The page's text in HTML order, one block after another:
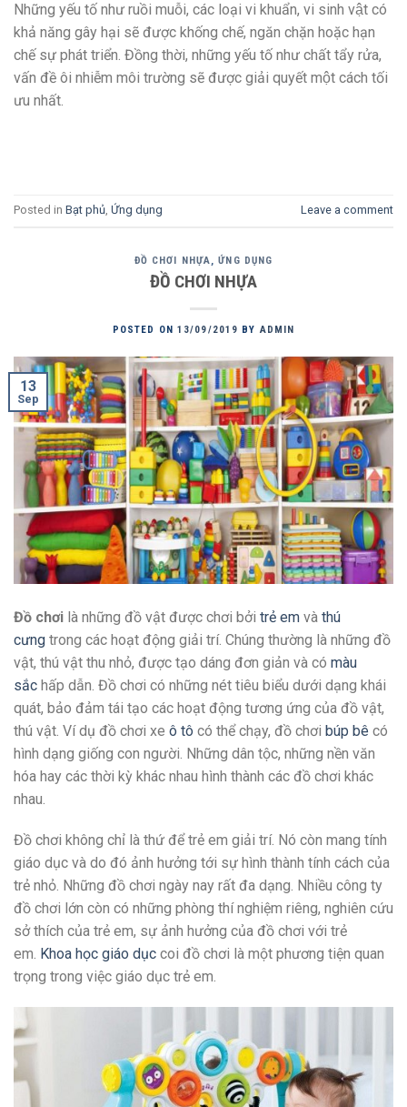
Những yếu tố như ruồi muỗi, các loại vi khuẩn, vi sinh vật có
khả năng gây hại sẽ được khống chế, ngăn chặn hoặc hạn
chế sự phát triển. Đồng thời, những yếu tố như chất tẩy rửa,
vấn đề ôi nhiễm môi trường sẽ được giải quyết một cách tối
ưu nhất.
Posted in Bạt phủ, Ứng dụng Leave a comment
ĐỒ CHƠI NHỰA,ỨNG DỤNG
ĐỒ CHƠI NHỰA
POSTED ON 13/09/2019 BY ADMIN
13
Sep
Đồ chơi là những đồ vật được chơi bởi trẻ em và thú
cưng trong các hoạt động giải trí. Chúng thường là những đồ
vật, thú vật thu nhỏ, được tạo dáng đơn giản và có màu
sắc hấp dẫn. Đồ chơi có những nét tiêu biểu dưới dạng khái
quát, bảo đảm tái tạo các hoạt động tương ứng của đồ vật,
thú vật. Ví dụ đồ chơi xe ô tô có thể chạy, đồ chơi búp bê có
hình dạng giống con người. Những dân tộc, những nền văn
hóa hay các thời kỳ khác nhau hình thành các đồ chơi khác
nhau.
Đồ chơi không chỉ là thứ để trẻ em giải trí. Nó còn mang tính
giáo dục và do đó ảnh hưởng tới sự hình thành tính cách của
trẻ nhỏ. Những đồ chơi ngày nay rất đa dạng. Nhiều công ty
đồ chơi lớn còn có những phòng thí nghiệm riêng, nghiên cứu
sở thích của trẻ em, sự ảnh hưởng của đồ chơi với trẻ
em. Khoa học giáo dục coi đồ chơi là một phương tiện quan
trọng trong việc giáo dục trẻ em.